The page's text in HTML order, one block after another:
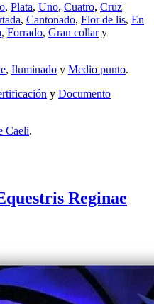
, Plata, Uno, Cuatro, Cruz
, Cantonado, Flor de lis, En
, Forrado, Gran collary
, Iluminado y Medio punto.
y Documento
Caeli.
Reginae